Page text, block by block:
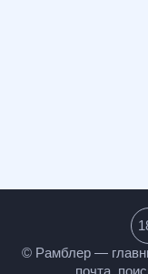
© Рамблер —